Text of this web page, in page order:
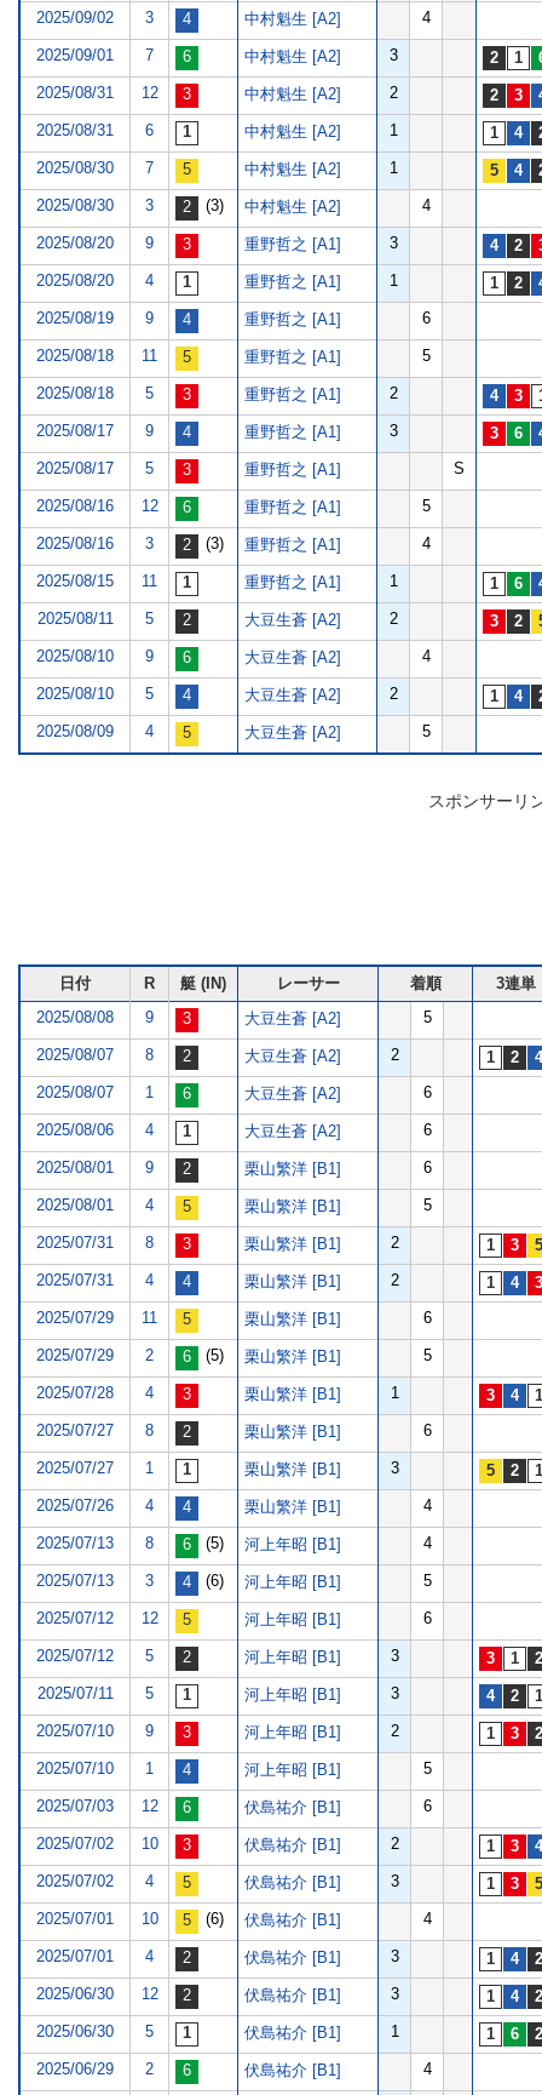
2025/09/02 3 中村魁生 [A2] 4
2025/09/01 7 中村魁生 [A2] 3
2025/08/31 12 中村魁生 [A2] 2
2025/08/31 6 中村魁生 [A2] 1
2025/08/30 7 中村魁生 [A2] 1
2025/08/30 3 (3) 中村魁生 [A2] 4
2025/08/20 9 重野哲之 [A1] 3
2025/08/20 4 重野哲之 [A1] 1
2025/08/19 9 重野哲之 [A1] 6
2025/08/18 11 重野哲之 [A1] 5
2025/08/18 5 重野哲之 [A1] 2
2025/08/17 9 重野哲之 [A1] 3
2025/08/17 5 重野哲之 [A1] S
2025/08/16 12 重野哲之 [A1] 5
2025/08/16 3 (3) 重野哲之 [A1] 4
2025/08/15 11 重野哲之 [A1] 1
2025/08/11 5 大豆生蒼 [A2] 2
2025/08/10 9 大豆生蒼 [A2] 4
2025/08/10 5 大豆生蒼 [A2] 2
2025/08/09 4 大豆生蒼 [A2] 5
スポンサーリ
日付 R 艇 (IN) レーサー 着順
3連単
2025/08/08
9 大豆生蒼 [A2] 5
2025/08/07 8 大豆生蒼 [A2] 2
2025/08/07 1 大豆生蒼 [A2] 6
2025/08/06 4 大豆生蒼 [A2] 6
2025/08/01 9 栗山繁洋 [B1] 6
2025/08/01 4 栗山繁洋 [B1] 5
2025/07/31 8 栗山繁洋 [B1] 2
2025/07/31 4 栗山繁洋 [B1] 2
2025/07/29 11 栗山繁洋 [B1] 6
2025/07/29 2 (5) 栗山繁洋 [B1] 5
2025/07/28 4 栗山繁洋 [B1] 1
2025/07/27 8 栗山繁洋 [B1] 6
2025/07/27 1 栗山繁洋 [B1] 3
2025/07/26 4 栗山繁洋 [B1] 4
2025/07/13 8 (5) 河上年昭 [B1] 4
2025/07/13 3 (6) 河上年昭 [B1] 5
2025/07/12 12 河上年昭 [B1] 6
2025/07/12 5 河上年昭 [B1] 3
2025/07/11 5 河上年昭 [B1] 3
2025/07/10 9 河上年昭 [B1] 2
2025/07/10 1 河上年昭 [B1] 5
2025/07/03 12 伏島祐介 [B1] 6
2025/07/02 10 伏島祐介 [B1] 2
2025/07/02 4 伏島祐介 [B1] 3
2025/07/01 10 (6) 伏島祐介 [B1] 4
2025/07/01 4 伏島祐介 [B1] 3
2025/06/30 12 伏島祐介 [B1] 3
2025/06/30 5 伏島祐介 [B1] 1
2025/06/29 2 伏島祐介 [B1] 4